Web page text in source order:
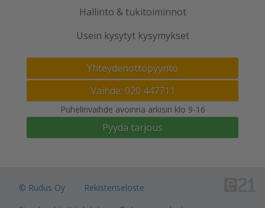
Hallinto & tukitoiminnot
Usein kysytyt kysymykset
Yhteydenottopyyntö
Vaihde: 020 447711
Puhelinvaihde avoinna arkisin klo 9-16
Pyydä tarjous
© Rudus Oy
Rekisteriseloste